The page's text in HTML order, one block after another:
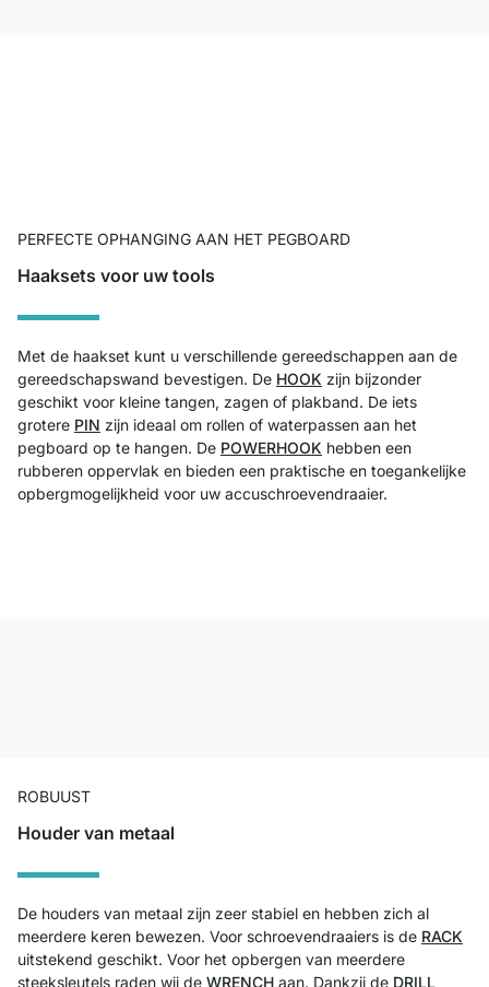
PERFECTE OPHANGING AAN HET PEGBOARD
Haaksets voor uw tools
Met de haakset kunt u verschillende gereedschappen aan de
gereedschapswand bevestigen. De HOOK zijn bijzonder
geschikt voor kleine tangen, zagen of plakband. De iets
grotere PIN zijn ideaal om rollen of waterpassen aan het
pegboard op te hangen. De POWERHOOK hebben een
rubberen oppervlak en bieden een praktische en toegankelijke
opbergmogelijkheid voor uw accuschroevendraaier.
ROBUUST
Houder van metaal
De houders van metaal zijn zeer stabiel en hebben zich al
meerdere keren bewezen. Voor schroevendraaiers is de RACK
uitstekend geschikt. Voor het opbergen van meerdere
steeksleutels raden wij de WRENCH aan. Dankzij de DRILL